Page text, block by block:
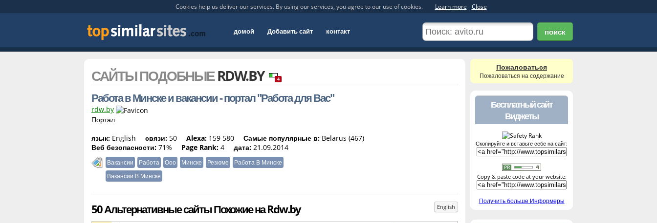
Cookies help us deliver our services. By using our services, you agree to our use of cookies. Learn more Close
домой Добавить сайт контакт поиск
САЙТЫ ПОДОБНЫЕRDW.BY 4
Работа в Минске и вакансии - портал "Работа для Вас"
rdw.by
Портал
язык: English связи: 50 Alexa: 159 580 Самые популярные в: Belarus (467)
Веб безопасности: 71% Page Rank: 4 дата: 21.09.2014
Вакансии Работа Ооо Минске Резюме
Работа В Минске
Вакансии В Минске
50 Альтернативные сайты Похожие на Rdw.by English
Пожаловаться
Пожаловаться на содержание
Бесплатный сайт
Виджеты
Скопируйте и вставьте себе на сайт:
Copy & paste code at your website:
Получить больше Информеры